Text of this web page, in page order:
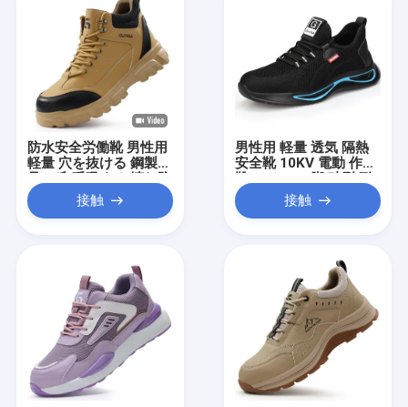
防災 防災 防災 防災 防
災 防災 防災 防災 防災
防災 防災 防災 防災 防
災 防災 防災 防災 防災
防災 防災 防災 防災 防
災 防災 防災 防災 防災
防災 防災 防災 防災 防
災 防災 防災 防災 防災
防災 防災 防災 防災 防
災 防災 防災 防災 防災
防災 防災 防護 防護 防
護 防護
防水安全労働靴 男性用
軽量 穴を抜ける 鋼製の
止 産業用靴 夏の建築用
接触
男性用 軽量 透気 隔熱
安全靴 10KV 電動 作業
える 夏用 電工 靴
接触